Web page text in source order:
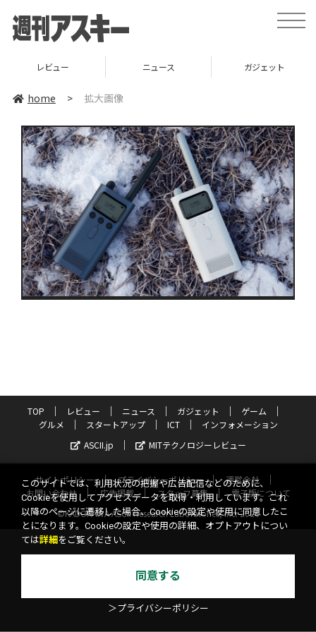
toggle
レビュー ニュース ガジェット
home > 拡大画像
TOP レビュー ニュース ガジェット
ゲーム
グルメ
スタートアップ ICT
インフォメーション
ASCII.jp
MITテクノロジーレビュー
サイトポリシー プライバシーポリシー
運営会社
お問い合わせ
広告掲載 スタッフ募集
電子版について
©KADOKAWA ASCII Research Laboratories, Inc. 2026
このサイトでは、利用状況の把握や広告配信などのために、
Cookieを使用してアクセスデータを取得・利用しています。これ
以降のページに遷移した場合、Cookieの設定や使用に同意したこ
とになります。Cookieの設定や使用の詳細、オプトアウトについ
ては詳細 をご覧ください。
同意する
＞プライバシーポリシー